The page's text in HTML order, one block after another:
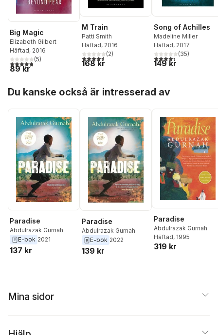
Big Magic
Elizabeth Gilbert
Häftad, 2016
4,8utav 5 stjärnor. Totalt antal röster:
(5)
89 kr
M Train
Patti Smith
Häftad, 2016
4,5utav 5 stjärnor. Totalt antal röster:
(2)
168 kr
Song of Achilles
Madeline Miller
Häftad, 2017
4,4utav 5 stjärnor.
(35)
149 kr
Du kanske också är intresserad av
Paradise
Abdulrazak Gurnah
E-bok 2021
137 kr
Paradise
Abdulrazak Gurnah
E-bok 2022
139 kr
Paradise
Abdulrazak Gurnah
Häftad, 1995
319 kr
Mina sidor